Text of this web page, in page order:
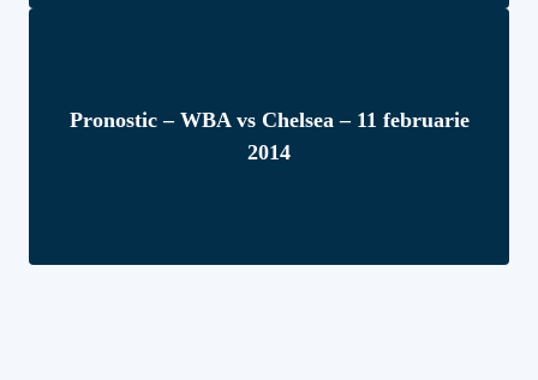
Pronostic – WBA vs Chelsea – 11 februarie
2014